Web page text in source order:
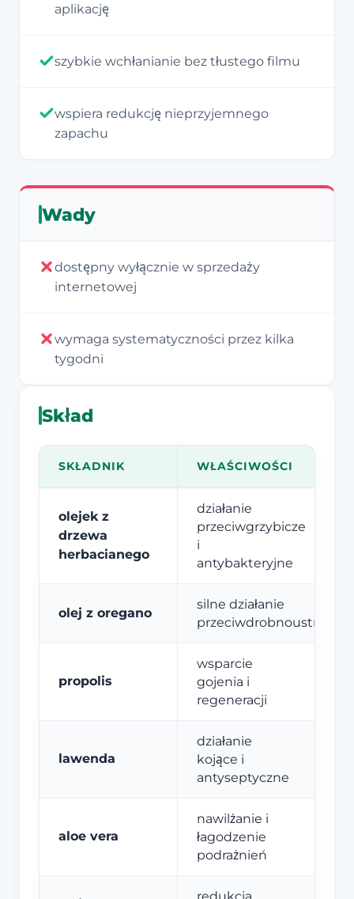
aplikację
szybkie wchłanianie bez tłustego filmu
wspiera redukcję nieprzyjemnego
zapachu
Wady
dostępny wyłącznie w sprzedaży
internetowej
wymaga systematyczności przez kilka
tygodni
Skład
SKŁADNIK WŁAŚCIWOŚCI
olejek z
drzewa
herbacianego
działanie
przeciwgrzybicze
i
antybakteryjne
olej z oregano
silne działanie
propolis
wsparcie
gojenia i
regeneracji
lawenda
działanie
kojące i
antyseptyczne
aloe vera
nawilżanie i
łagodzenie
podrażnień